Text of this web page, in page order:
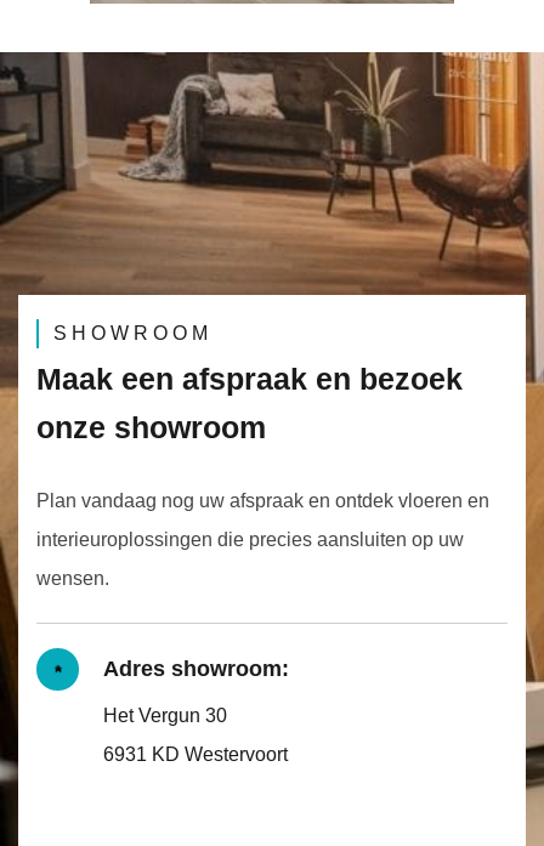
SHOWROOM
Maak een afspraak en bezoek
onze showroom
Plan vandaag nog uw afspraak en ontdek vloeren en
interieuroplossingen die precies aansluiten op uw
wensen.
Adres showroom:
Het Vergun 30
6931 KD Westervoort